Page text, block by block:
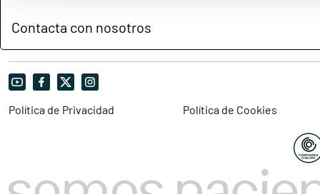
Contacta con nosotros
Política de Privacidad Política de Cookies